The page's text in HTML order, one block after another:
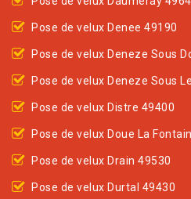
Pose de velux Denee 49190
Pose de velux Deneze Sous
Pose de velux Deneze Sous
Pose de velux Distre 49400
Pose de velux Doue La
Pose de velux Drain 49530
Pose de velux Durtal 49430